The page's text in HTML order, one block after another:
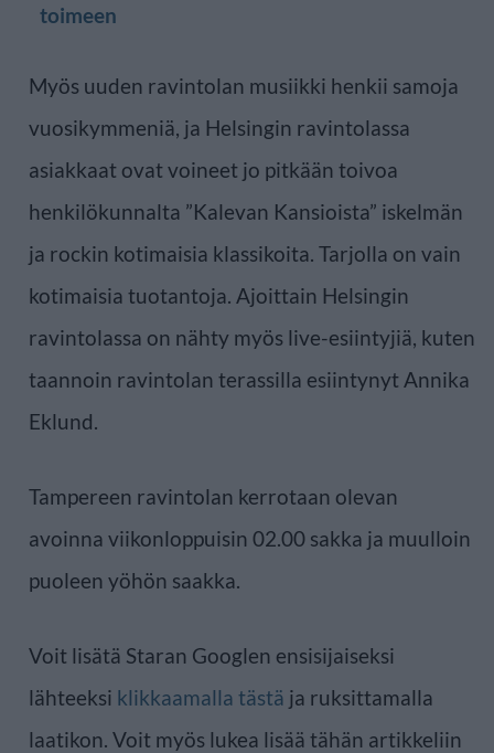
toimeen
Myös uuden ravintolan musiikki henkii samoja
vuosikymmeniä, ja Helsingin ravintolassa
asiakkaat ovat voineet jo pitkään toivoa
henkilökunnalta ”Kalevan Kansioista” iskelmän
ja rockin kotimaisia klassikoita. Tarjolla on vain
kotimaisia tuotantoja. Ajoittain Helsingin
ravintolassa on nähty myös live-esiintyjiä, kuten
taannoin ravintolan terassilla esiintynyt Annika
Eklund.
Tampereen ravintolan kerrotaan olevan
avoinna viikonloppuisin 02.00 sakka ja muulloin
puoleen yöhön saakka.
Voit lisätä Staran Googlen ensisijaiseksi
lähteeksi klikkaamalla tästä ja ruksittamalla
laatikon. Voit myös lukea lisää tähän artikkeliin